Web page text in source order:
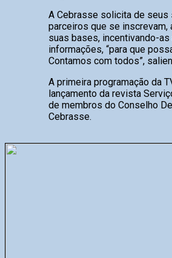
A Cebrasse solicita de
parceiros que se inscrevam,
suas bases, incentivando-
informações, “para que
Contamos com todos”,
A primeira programação da
lançamento da revista
de membros do Conselho
Cebrasse.